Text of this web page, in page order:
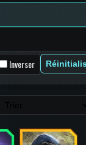
Inverser